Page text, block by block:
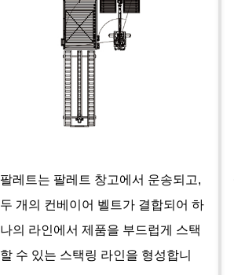
팔레트는 팔레트 창고에서 운송되고,
두 개의 컨베이어 벨트가 결합되어 하
나의 라인에서 제품을 부드럽게 스택
할 수 있는 스택링 라인을 형성합니